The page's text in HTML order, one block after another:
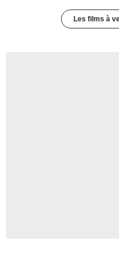
Les films à